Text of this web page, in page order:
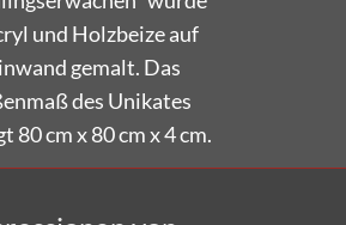
gemalt. Das
des Unikates
80 cm x 80 cm x 4 cm.